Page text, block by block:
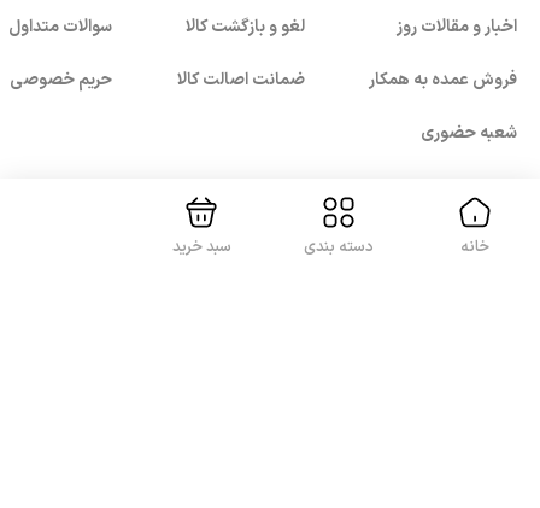
اخبار و مقالات روز
فروش عمده به همکار
شعبه حضوری
لغو و بازگشت کالا
ضمانت اصالت کالا
سوالات متداول
حریم خصوصی
با ما همراه باشید
خانه دسته بندی سبد خرید